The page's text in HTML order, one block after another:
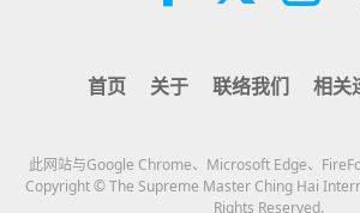
3:40
4:58
世界各地纯素趋
首页 关于 联络我们 相关
此网站与Google Chrome、Microsoft Edge、
Copyright © The Supreme Master Ching Hai
Rights Reserved.